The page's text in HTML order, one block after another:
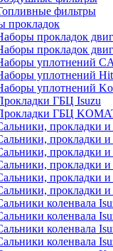
фильтры
прокладок
прокладок
прокладок
уплотнений
уплотнений
уплотнений
ГБЦ Isuzu
ГБЦ
прокладки
прокладки
прокладки
прокладки
прокладки
прокладки
коленвала
коленвала
коленвала
коленвала